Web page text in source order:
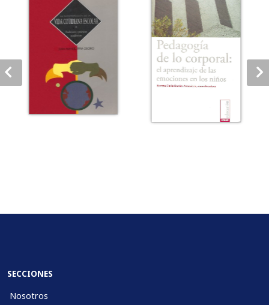
SECCIONES
Nosotros